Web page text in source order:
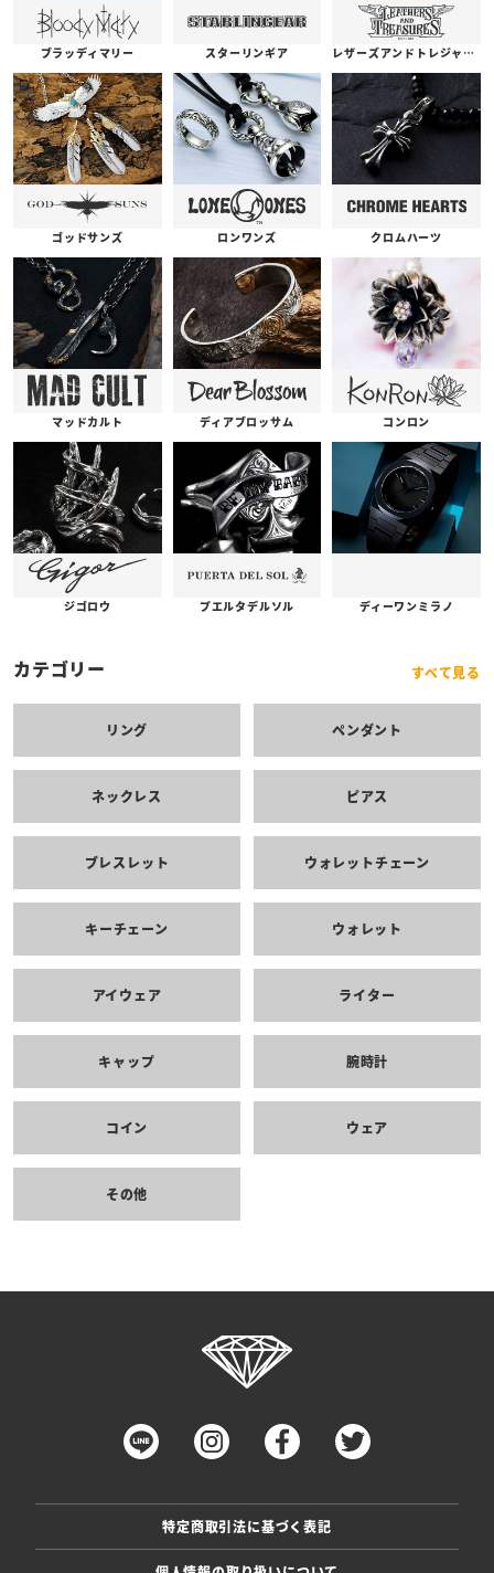
ブラッディマリー スターリンギア レザーズアンドトレジャーズ
ゴッドサンズ ロンワンズ クロムハーツ
マッドカルト ディアブロッサム コンロン
ジゴロウ プエルタデルソル ディーワンミラノ
カテゴリー すべて見る
リング ペンダント
ネックレス ピアス
ブレスレット ウォレットチェーン
キーチェーン ウォレット
アイウェア ライター
キャップ 腕時計
コイン ウェア
その他
特定商取引法に基づく表記